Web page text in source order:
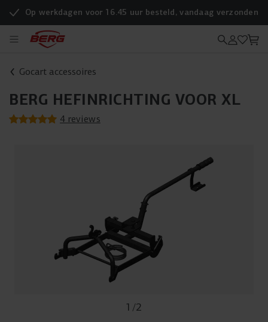
Op werkdagen voor 16.45 uur besteld, vandaag verzonden
Gocart accessoires
BERG HEFINRICHTING VOOR XL
4 reviews
1 /2